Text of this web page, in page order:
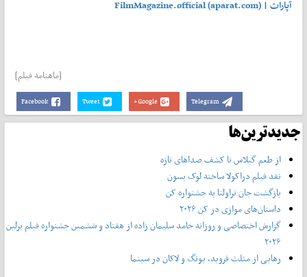
آپارات | FilmMagazine.official (aparat.com)
[ماهنامه فیلم]
Facebook Tweet Google+ Telegram
جدیدترین‌ها
از طعم گیلاس تا کشف صداهای تازه
نقد فیلم دراکولا ساخته لوک بسون
بازگشت جان تراولتا به جشنواره کن
داستان‌های موازی در کن ۲۰۲۶
گزارش اختصاصی و روزانه حامد سلیمان زاده از هفتاد و‌ ششمین جشنواره فیلم برلین
۲۰۲۶
رهایی از مثلث فروید، یونگ و لاکان در سینما